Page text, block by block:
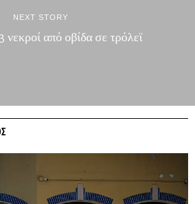
NEXT STORY
νεκροί από οβίδα σε τρόλεϊ